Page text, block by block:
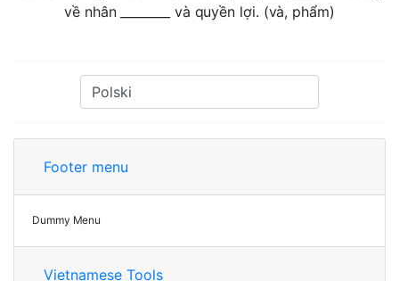
về nhân ________ và quyền lợi. (và, phẩm)
Footer menu
Dummy Menu
Vietnamese Tools